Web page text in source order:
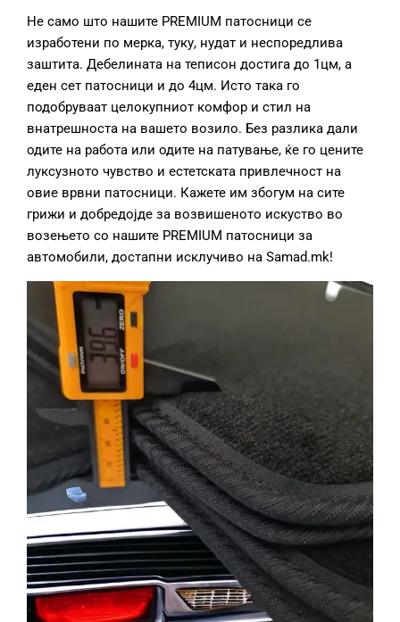
Не само што нашите PREMIUM патосници се
изработени по мерка, туку, нудат и неспоредлива
заштита. Дебелината на теписон достига до 1цм, а
еден сет патосници и до 4цм. Исто така го
подобруваат целокупниот комфор и стил на
внатрешноста на вашето возило. Без разлика дали
одите на работа или одите на патување, ќе го цените
луксузното чувство и естетската привлечност на
овие врвни патосници. Кажете им збогум на сите
грижи и добредојде за возвишеното искуство во
возењето со нашите PREMIUM патосници за
автомобили, достапни исклучиво на Samad.mk!